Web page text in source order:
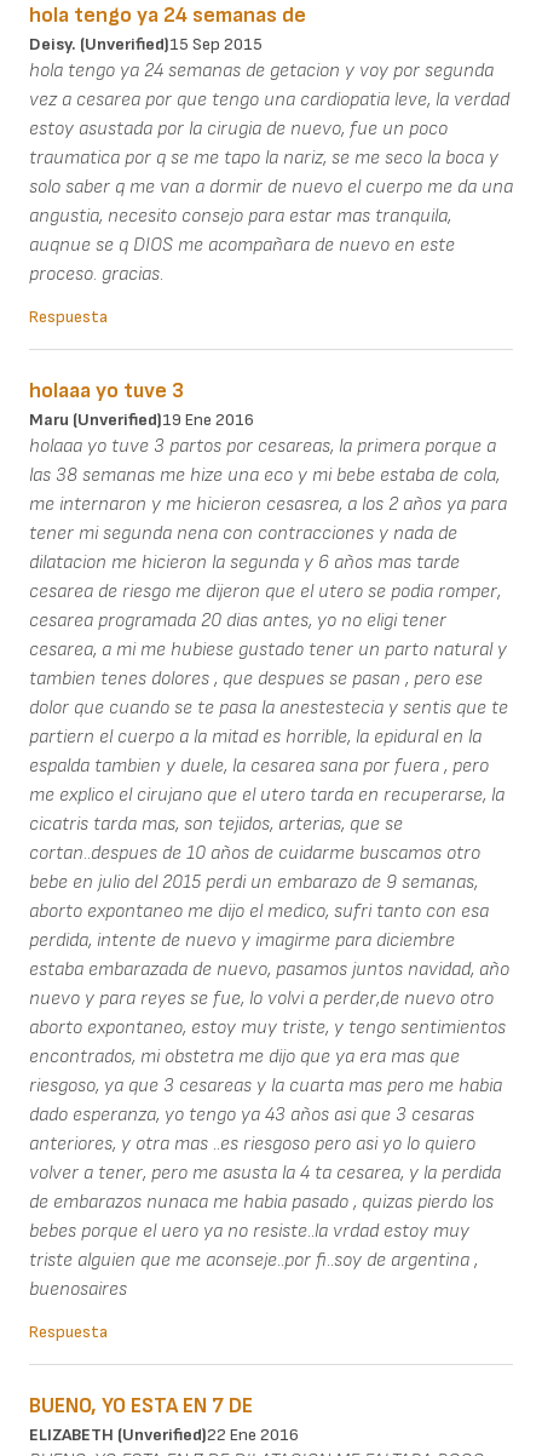
hola tengo ya 24 semanas de
Deisy. (unverified)15 Sep 2015
hola tengo ya 24 semanas de getacion y voy por segunda
vez a cesarea por que tengo una cardiopatia leve, la verdad
estoy asustada por la cirugia de nuevo, fue un poco
traumatica por q se me tapo la nariz, se me seco la boca y
solo saber q me van a dormir de nuevo el cuerpo me da una
angustia, necesito consejo para estar mas tranquila,
auqnue se q DIOS me acompañara de nuevo en este
proceso. gracias.
Respuesta
holaaa yo tuve 3
Maru (unverified)19 Ene 2016
holaaa yo tuve 3 partos por cesareas, la primera porque a
las 38 semanas me hize una eco y mi bebe estaba de cola,
me internaron y me hicieron cesasrea, a los 2 años ya para
tener mi segunda nena con contracciones y nada de
dilatacion me hicieron la segunda y 6 años mas tarde
cesarea de riesgo me dijeron que el utero se podia romper,
cesarea programada 20 dias antes, yo no eligi tener
cesarea, a mi me hubiese gustado tener un parto natural y
tambien tenes dolores , que despues se pasan , pero ese
dolor que cuando se te pasa la anestestecia y sentis que te
partiern el cuerpo a la mitad es horrible, la epidural en la
espalda tambien y duele, la cesarea sana por fuera , pero
me explico el cirujano que el utero tarda en recuperarse, la
cicatris tarda mas, son tejidos, arterias, que se
cortan..despues de 10 años de cuidarme buscamos otro
bebe en julio del 2015 perdi un embarazo de 9 semanas,
aborto expontaneo me dijo el medico, sufri tanto con esa
perdida, intente de nuevo y imagirme para diciembre
estaba embarazada de nuevo, pasamos juntos navidad, año
nuevo y para reyes se fue, lo volvi a perder,de nuevo otro
aborto expontaneo, estoy muy triste, y tengo sentimientos
encontrados, mi obstetra me dijo que ya era mas que
riesgoso, ya que 3 cesareas y la cuarta mas pero me habia
dado esperanza, yo tengo ya 43 años asi que 3 cesaras
anteriores, y otra mas ..es riesgoso pero asi yo lo quiero
volver a tener, pero me asusta la 4 ta cesarea, y la perdida
de embarazos nunaca me habia pasado , quizas pierdo los
bebes porque el uero ya no resiste..la vrdad estoy muy
triste alguien que me aconseje..por fi..soy de argentina ,
buenosaires
Respuesta
BUENO, YO ESTA EN 7 DE
ELIZABETH (unverified)22 Ene 2016